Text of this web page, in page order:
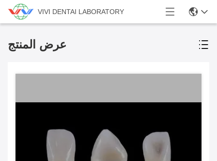
VIVI DENTAI LABORATORY
عرض المنتج